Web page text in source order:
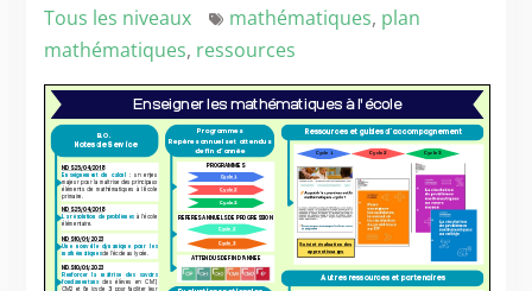
Tous les niveaux
mathématiques, plan
mathématiques, ressources